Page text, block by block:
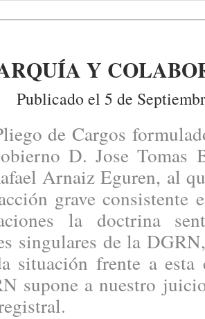
Y
Publicado el 5 de
de Cargos
D. Jose Tomas
Arnaiz Eguren, al
grave consistente
la doctrina
singulares de la
situación frente a esta
supone a nuestro